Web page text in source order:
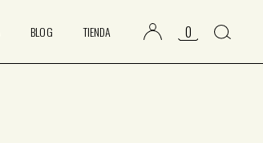
BLOG TIENDA 0